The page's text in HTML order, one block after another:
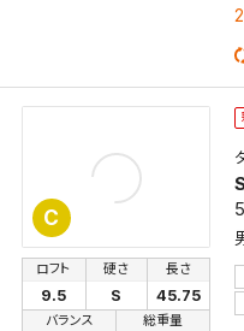
C
ロフト
9.5
硬さ
S
長さ
45.75
バランス 総重量
条件を変更したい場
件一覧」から画面を